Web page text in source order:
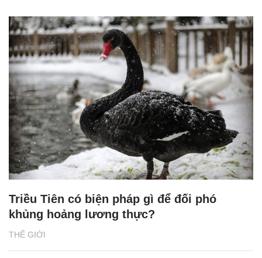
THẾ GIỚI
Triều Tiên có biện pháp gì để đối phó
khủng hoảng lương thực?